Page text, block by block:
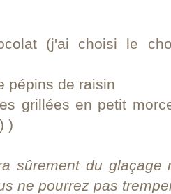
(j'ai choisi le
pépins de raisin
grillées en petit
)
sûrement du
ne pourrez pas